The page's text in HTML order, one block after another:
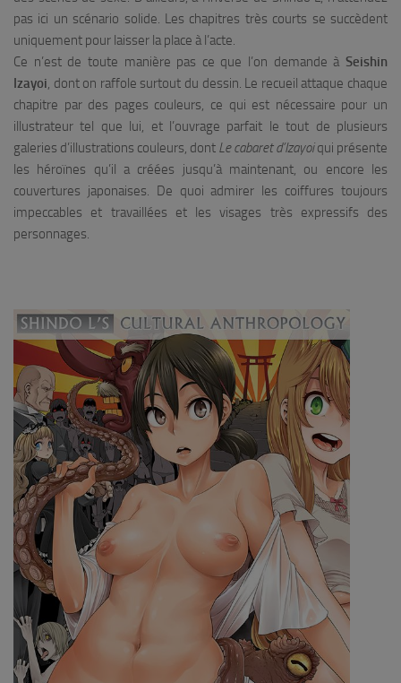
pas ici un scénario solide. Les chapitres très courts se succèdent
uniquement pour laisser la place à l’acte.
Ce n’est de toute manière pas ce que l’on demande à Seishin
Izayoi, dont on raffole surtout du dessin. Le recueil attaque chaque
chapitre par des pages couleurs, ce qui est nécessaire pour un
illustrateur tel que lui, et l’ouvrage parfait le tout de plusieurs
galeries d’illustrations couleurs, dont Le cabaret d’Izayoiqui présente
les héroïnes qu’il a créées jusqu’à maintenant, ou encore les
couvertures japonaises. De quoi admirer les coiffures toujours
impeccables et travaillées et les visages très expressifs des
personnages.